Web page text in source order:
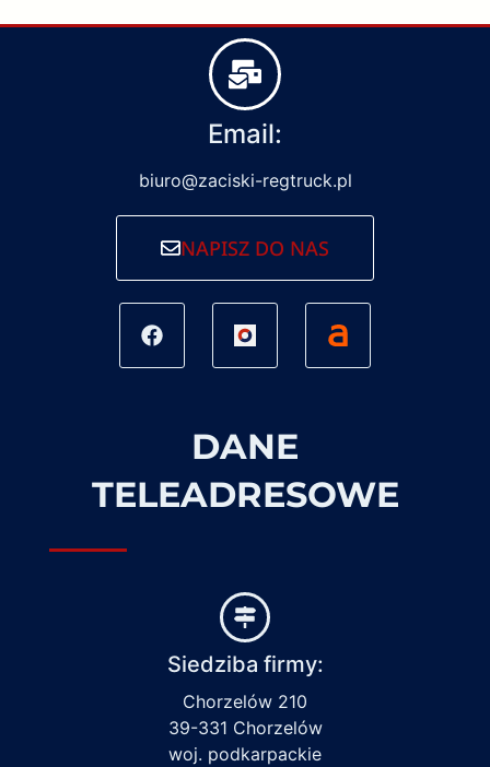
Email:
biuro@zaciski-regtruck.pl
NAPISZ DO NAS
DANE
TELEADRESOWE
Siedziba firmy:
Chorzelów 210
39-331 Chorzelów
woj. podkarpackie